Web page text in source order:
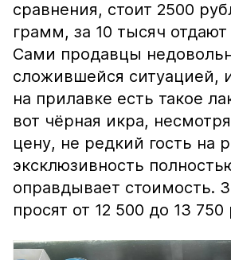
сравнения, стоит 2500
грамм, за 10 тысяч
Сами продавцы
сложившейся ситуацией,
на прилавке есть такое
вот чёрная икра,
цену, не редкий гость на
эксклюзивность
оправдывает стоимость.
просят от 12 500 до 13 750